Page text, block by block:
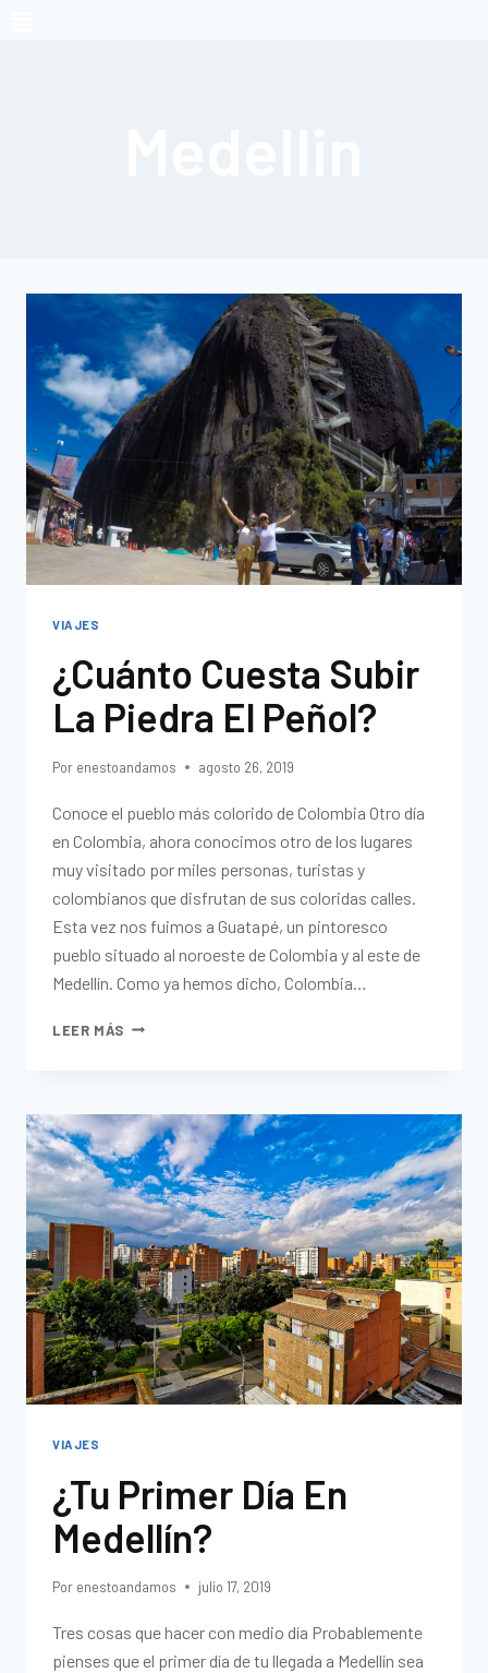
VIAJES
¿Cuánto Cuesta Subir
La Piedra El Peñol?
Por enestoandamos agosto 26, 2019
Conoce el pueblo más colorido de Colombia Otro día
en Colombia, ahora conocimos otro de los lugares
muy visitado por miles personas, turistas y
colombianos que disfrutan de sus coloridas calles.
Esta vez nos fuimos a Guatapé, un pintoresco
pueblo situado al noroeste de Colombia y al este de
Medellín. Como ya hemos dicho, Colombia…
LEER MÁS
VIAJES
¿Tu Primer Día En
Medellín?
Por enestoandamos julio 17, 2019
Tres cosas que hacer con medio día Probablemente
pienses que el primer día de tu llegada a Medellín sea